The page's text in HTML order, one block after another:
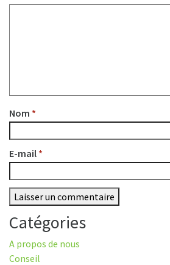
Nom *
E-mail *
Catégories
A propos de nous
Conseil